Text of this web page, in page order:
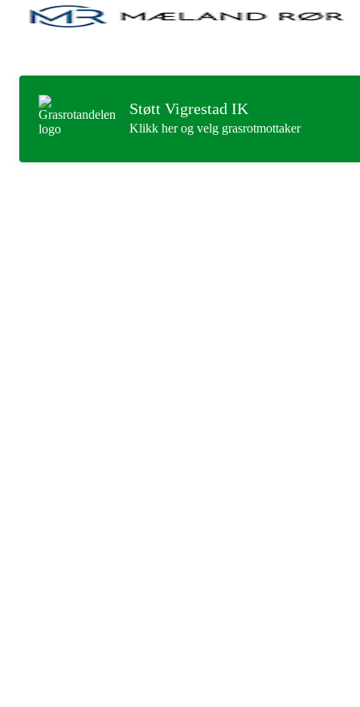
Støtt Vigrestad IK
Klikk her og velg grasrotmottaker